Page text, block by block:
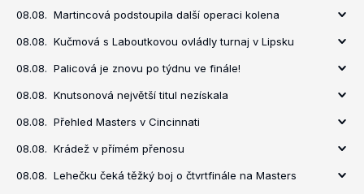
08.08. Martincová podstoupila další operaci kolena
08.08. Kučmová s Laboutkovou ovládly turnaj v Lipsku
08.08. Palicová je znovu po týdnu ve finále!
08.08. Knutsonová největší titul nezískala
08.08. Přehled Masters v Cincinnati
08.08. Krádež v přímém přenosu
08.08. Lehečku čeká těžký boj o čtvrtfinále na Masters